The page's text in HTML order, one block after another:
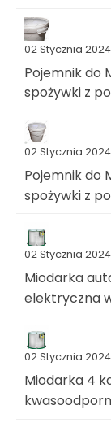
02 Stycznia 2024
Pojemnik do
spożywki z
02 Stycznia 2024
Pojemnik do
spożywki z
02 Stycznia 2024
Miodarka
elektryczna
02 Stycznia 2024
Miodarka 4